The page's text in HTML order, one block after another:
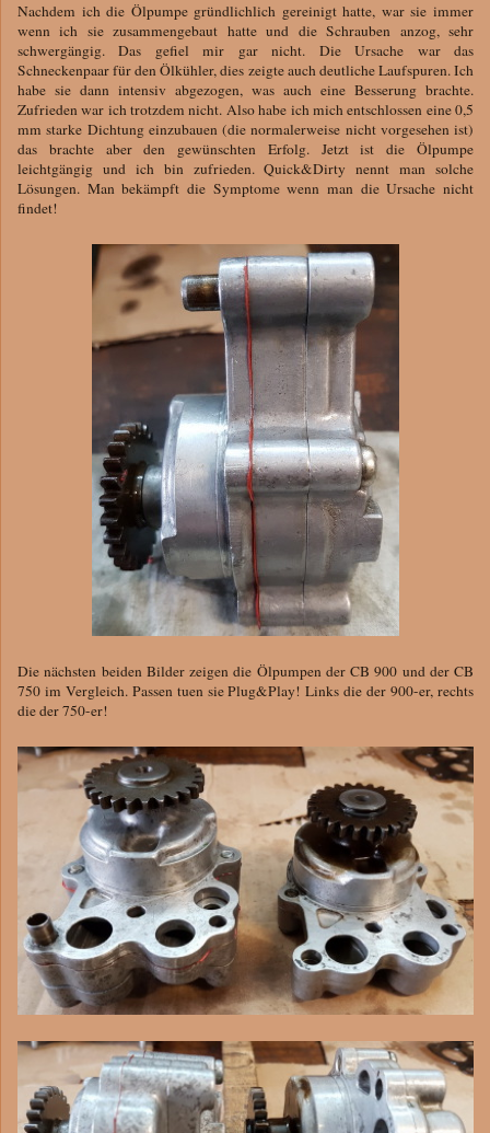
Nachdem ich die Ölpumpe gründlichlich gereinigt hatte, war sie immer
wenn ich sie zusammengebaut hatte und die Schrauben anzog, sehr
schwergängig. Das gefiel mir gar nicht. Die Ursache war das
Schneckenpaar für den Ölkühler, dies zeigte auch deutliche Laufspuren. Ich
habe sie dann intensiv abgezogen, was auch eine Besserung brachte.
Zufrieden war ich trotzdem nicht. Also habe ich mich entschlossen eine 0,5
mm starke Dichtung einzubauen (die normalerweise nicht vorgesehen ist)
das brachte aber den gewünschten Erfolg. Jetzt ist die Ölpumpe
leichtgängig und ich bin zufrieden. Quick&Dirty nennt man solche
Lösungen. Man bekämpft die Symptome wenn man die Ursache nicht
findet!
Die nächsten beiden Bilder zeigen die Ölpumpen der CB 900 und der CB
750 im Vergleich. Passen tuen sie Plug&Play! Links die der 900-er, rechts
die der 750-er!